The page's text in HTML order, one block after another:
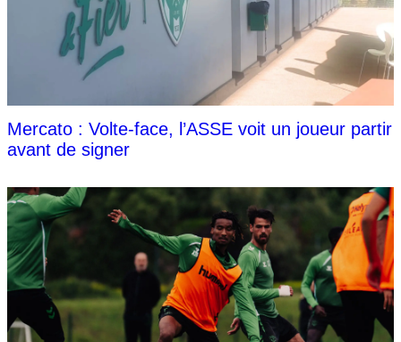
Mercato : Volte-face, l’ASSE voit un joueur partir
avant de signer